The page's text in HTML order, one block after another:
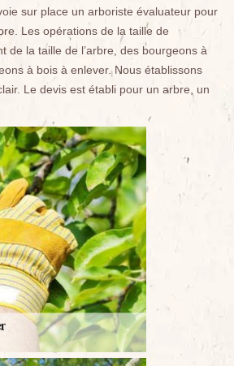
sur place un arboriste évaluateur pour
Les opérations de la taille de
de la taille de l’arbre, des bourgeons à
à bois à enlever. Nous établissons
Le devis est établi pour un arbre, un